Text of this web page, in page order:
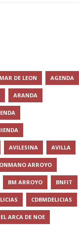
DE LEON AGENDA
ARANDA
AVILESINA AVILLA
ARROYO
BM ARROYO BNFIT
CDBMDELICIAS
ARCA DE NOE